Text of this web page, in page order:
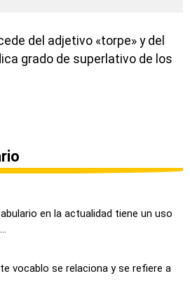
del adjetivo «torpe» y del
grado de superlativo de los
en la actualidad tiene un uso
vocablo se relaciona y se refiere a